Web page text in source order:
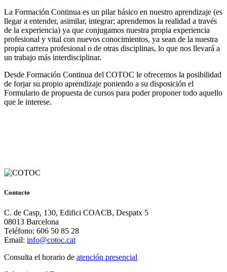
La Formación Continua es un pilar básico en nuestro aprendizaje (es
llegar a entender, asimilar, integrar; aprendemos la realidad a través
de la experiencia) ya que conjugamos nuestra propia experiencia
profesional y vital con nuevos conocimientos, ya sean de la nuestra
propia carrera profesional o de otras disciplinas, lo que nos llevará a
un trabajo más interdisciplinar.
Desde Formación Continua del COTOC le ofrecemos la posibilidad
de forjar su propio aprendizaje poniendo a su disposición el
Formulario de propuesta de cursos para poder proponer todo aquello
que le interese.
Contacto
C. de Casp, 130, Edifici COACB, Despatx 5
08013 Barcelona
Teléfono: 606 50 85 28
Email: info@cotoc.cat
Consulta el horario de atención presencial